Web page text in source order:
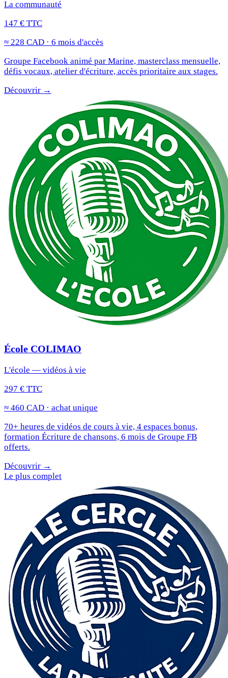
La communauté
147 € TTC
≈ 228 CAD · 6 mois d'accès
Groupe Facebook animé par Marine, masterclass mensuelle,
défis vocaux, atelier d'écriture, accès prioritaire aux stages.
Découvrir →
École COLIMAO
L'école — vidéos à vie
297 € TTC
≈ 460 CAD · achat unique
70+ heures de vidéos de cours à vie, 4 espaces bonus,
formation Écriture de chansons, 6 mois de Groupe FB
offerts.
Découvrir →
Le plus complet